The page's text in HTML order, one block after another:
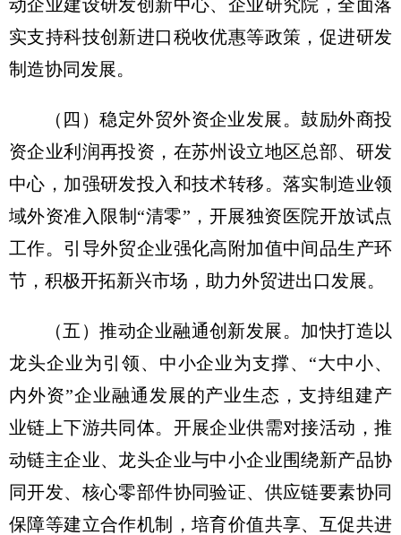
动企业建设研发创新中心、企业研究院，全面落
实支持科技创新进口税收优惠等政策，促进研发
制造协同发展。
（四）稳定外贸外资企业发展。鼓励外商投
资企业利润再投资，在苏州设立地区总部、研发
中心，加强研发投入和技术转移。落实制造业领
域外资准入限制“清零”，开展独资医院开放试点
工作。引导外贸企业强化高附加值中间品生产环
节，积极开拓新兴市场，助力外贸进出口发展。
（五）推动企业融通创新发展。 加快打造以
龙头企业为引领、中小企业为支撑、“大中小、
内外资”企业融通发展的产业生态，支持组建产
业链上下游共同体。开展企业供需对接活动，推
动链主企业、龙头企业与中小企业围绕新产品协
同开发、核心零部件协同验证、供应链要素协同
保障等建立合作机制，培育价值共享、互促共进